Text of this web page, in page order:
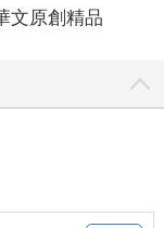
文原創精品